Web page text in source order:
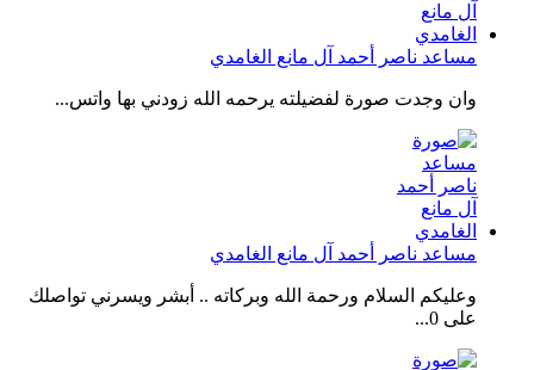
مساعد ناصر أحمد آل مانع الغامدي
وان وجدت صورة لفضيلته يرحمه الله زودني بها واتس...
مساعد ناصر أحمد آل مانع الغامدي
وعليكم السلام ورحمة الله وبركاته .. أبشر ويسرني تواصلك
على 0...